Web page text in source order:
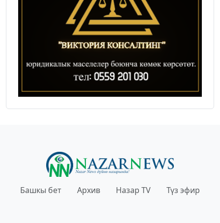
Башкы бет Архив Назар TV Түз эфир